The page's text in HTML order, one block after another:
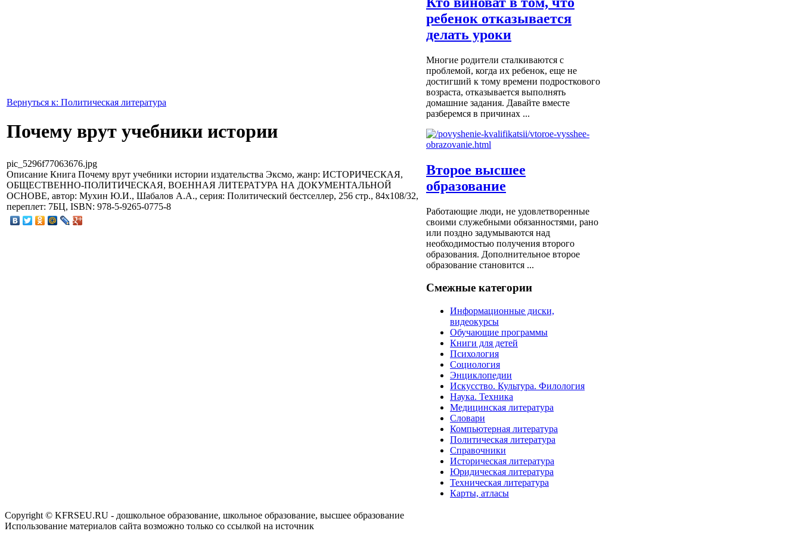
Вернуться к: Политическая литература
Почему врут учебники истории
pic_5296f77063676.jpg
Описание Книга Почему врут учебники истории издательства Эксмо, жанр: ИСТОРИЧЕСКАЯ,
ОБЩЕСТВЕННО-ПОЛИТИЧЕСКАЯ, ВОЕННАЯ ЛИТЕРАТУРА НА ДОКУМЕНТАЛЬНОЙ
ОСНОВЕ, автор: Мухин Ю.И., Шабалов А.А., серия: Политический бестселлер, 256 стр., 84x108/32,
переплет: 7БЦ, ISBN: 978-5-9265-0775-8
ребенок отказывается
делать уроки
Многие родители сталкиваются с
проблемой, когда их ребенок, еще не
достигший к тому времени подросткового
возраста, отказывается выполнять
домашние задания. Давайте вместе
разберемся в причинах ...
Второе высшее
образование
Работающие люди, не удовлетворенные
своими служебными обязанностями, рано
или поздно задумываются над
необходимостью получения второго
образования. Дополнительное второе
образование становится ...
Смежные категории
Информационные диски,
видеокурсы
Обучающие программы
Книги для детей
Психология
Социология
Энциклопедии
Искусство. Культура. Филология
Наука. Техника
Медицинская литература
Словари
Компьютерная литература
Политическая литература
Справочники
Историческая литература
Юридическая литература
Техническая литература
Карты, атласы
Copyright © KFRSEU.RU - дошкольное образование, школьное образование, высшее образование
Использование материалов сайта возможно только со ссылкой на источник